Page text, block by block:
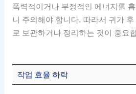
폭력적이거나 부정적인 에너지를
니 주의해야 합니다. 따라서 귀가
로 보관하거나 정리하는 것이 중요
작업 효율 하락